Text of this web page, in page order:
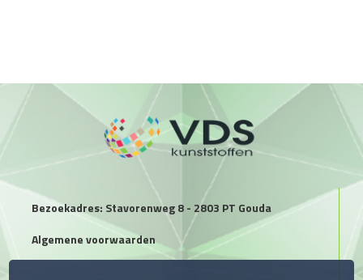
Bezoekadres: Stavorenweg 8 - 2803 PT Gouda
Algemene voorwaarden